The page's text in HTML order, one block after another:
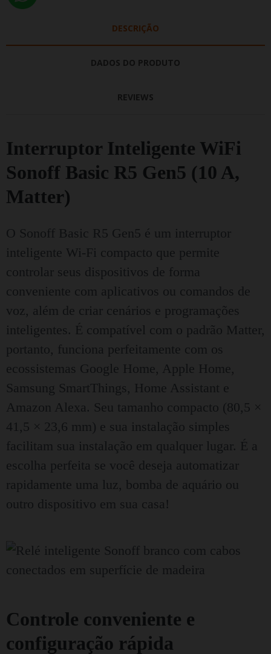
DESCRIÇÃO
DADOS DO PRODUTO
REVIEWS
Interruptor Inteligente WiFi
Sonoff Basic R5 Gen5 (10 A,
Matter)
O Sonoff Basic R5 Gen5 é um interruptor
inteligente Wi-Fi compacto que permite
controlar seus dispositivos de forma
conveniente com aplicativos ou comandos de
voz, além de criar cenários e programações
inteligentes. É compatível com o padrão Matter,
portanto, funciona perfeitamente com os
ecossistemas Google Home, Apple Home,
Samsung SmartThings, Home Assistant e
Amazon Alexa. Seu tamanho compacto (80,5 ×
41,5 × 23,6 mm) e sua instalação simples
facilitam sua instalação em qualquer lugar. É a
escolha perfeita se você deseja automatizar
rapidamente uma luz, bomba de aquário ou
outro dispositivo em sua casa!
Controle conveniente e
configuração rápida